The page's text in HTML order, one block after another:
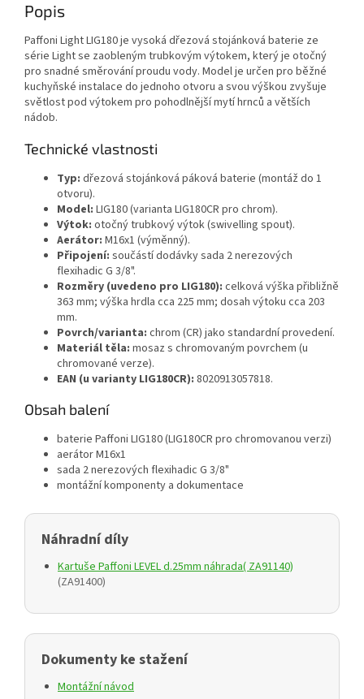
Popis
Paffoni Light LIG180 je vysoká dřezová stojánková baterie ze
série Light se zaobleným trubkovým výtokem, který je otočný
pro snadné směrování proudu vody. Model je určen pro běžné
kuchyňské instalace do jednoho otvoru a svou výškou zvyšuje
světlost pod výtokem pro pohodlnější mytí hrnců a větších
nádob.
Technické vlastnosti
Typ: dřezová stojánková páková baterie (montáž do 1
otvoru).
Model: LIG180 (varianta LIG180CR pro chrom).
Výtok: otočný trubkový výtok (swivelling spout).
Aerátor: M16x1 (výměnný).
Připojení: součástí dodávky sada 2 nerezových
flexihadic G 3/8".
Rozměry (uvedeno pro LIG180): celková výška přibližně
363 mm; výška hrdla cca 225 mm; dosah výtoku cca 203
mm.
Povrch/varianta: chrom (CR) jako standardní provedení.
Materiál těla: mosaz s chromovaným povrchem (u
chromované verze).
EAN (u varianty LIG180CR): 8020913057818.
Obsah balení
baterie Paffoni LIG180 (LIG180CR pro chromovanou verzi)
aerátor M16x1
sada 2 nerezových flexihadic G 3/8"
montážní komponenty a dokumentace
Náhradní díly
Kartuše Paffoni LEVEL d.25mm náhrada( ZA91140)
(ZA91400)
Dokumenty ke stažení
Montážní návod